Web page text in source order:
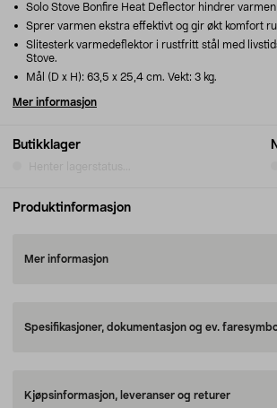
Butikklager
Solo Stove Bonfire Heat Deflector hindrer varmen
Sprer varmen ekstra effektivt og gir økt komfort
Slitesterk varmedeflektor i rustfritt stål med
Stove.
Mål (D x H): 63,5 x 25,4 cm. Vekt: 3 kg.
Mer informasjon
Produktinformasjon
Mer informasjon
Spesifikasjoner, dokumentasjon og ev.
Kjøpsinformasjon, leveranser og returer